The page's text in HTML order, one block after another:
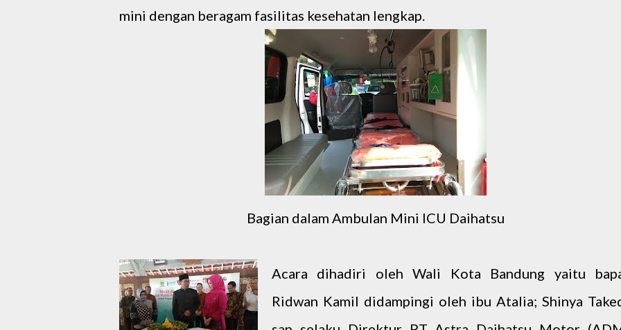
mini dengan beragam fasilitas kesehatan lengkap.
Bagian dalam Ambulan Mini ICU Daihatsu
Acara dihadiri oleh Wali Kota Bandung yaitu
Ridwan Kamil didampingi oleh ibu Atalia; Shinya